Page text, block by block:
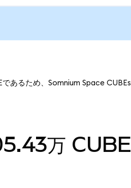
あるため、Somnium Space CUBEs
万 CUBE